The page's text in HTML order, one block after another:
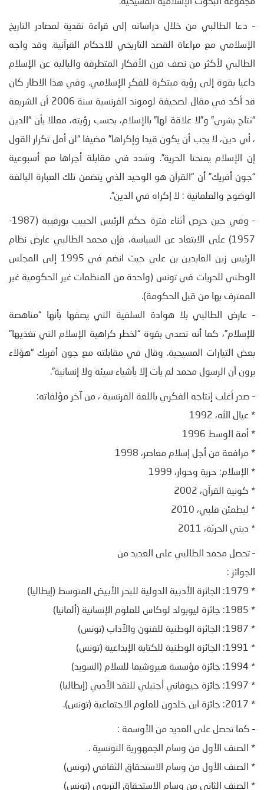
– دعا الطالبي من خلال دراساته إلى قراءة نقدية لمصادر التاريخ
الإسلامي مع مراعاة القصد التاريخي للاحكام القرآنية. وقد واجه
الطالبي لأكثر من نصف قرن الأفكار المتطرفة والبالية عن الإسلام
داعيا بقوة إلى رؤية مبتكرة للفكر الإسلامي. وفي هذا الاطار كان
قد أكد في مقال لصحيفة لوموند الفرنسية سنة 2006 أن الشريعة
“نتاج بشري” و”لا علاقة لها” بالإسلام، بحسب رؤيته، معللا بأن “الدين
، أي دين، لا يجب أن يكون قيدا وإكراها” مضيفا “لن أمل تكرار القول
إن الإسلام يمنحنا الحرية”. وشدد في مقابلة أجراها مع أسبوعية
“جون أفريك” أن “القرآن هو الوحيد الذي يتضمن تلك العبارة البالغة
الوضوح والعلمانية : لا إكراه في الدين”.
– وفي حين حرص أثناء فترة حكم الرئيس الحبيب بورقيبة (1987-
1957) على الابتعاد عن السياسة، فإن محمد الطالبي عارض نظام
الرئيس زين العابدين بن علي حيث انضم في 1995 إلى المجلس
الوطني للحريات في تونس (واحدة من المنظمات غير الحكومية غير
المعترف بها من قبل الحكومة).
– عارض الطالبي بلا هوادة السلفية التي يصفها بأنها “مناهصة
للإسلام”، كما أنه تصدى بقوة “لخطر كراهية الإسلام التي تغذيها”
بعض التيارات المسيحية. وقال في مقابلته مع جون أفريك “هؤلاء
يرون أن الرسول محمد لم يأت إلا بأشياء سيئة ولا إنسانية”.
– صدر أغلب إنتاجه الفكري باللغة الفرنسية ، من آخر مؤلفاته:
* عيال الله، 1992
* أمة الوسط 1996
* مرافعة من أجل إسلام معاصر، 1998
* الإسلام: حرية وحوار، 1999
* كونية القرآن، 2002
* ليطمئن قلبي، 2010
* ديني الحريّة، 2011
– تحصل محمد الطالبي على العديد من
الجوائز :
* 1979: الجائزة الأدبية الدولية للبحر الأبيض المتوسط (إيطاليا)
* 1985: جائزة ليوبولد لوكاس للعلوم الإنسانية (ألمانيا)
* 1987: الجائزة الوطنية للفنون والآداب (تونس)
* 1991: الجائزة الوطنية للكتابة الإبداعية (تونس)
* 1994: جائزة مؤسسة هيروشيما للسلام (السويد)
* 1997: جائزة جيوفاني أجنيلي للنقد الأدبي (إيطاليا)
* 2017: جائزة ابن خلدون للعلوم الاجتماعية (تونس).
– كما تحصل على العديد من الأوسمة :
* الصنف الأول من وسام الجمهورية التونسية .
* الصنف الأول من وسام الاستحقاق الثقافي (تونس)
* الصنف الثاني من وسام الاستحقاق التربوي (تونس)